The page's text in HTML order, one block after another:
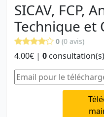
SICAV, FCP,
Technique et
0 (0 avis)
4.00€ | 0